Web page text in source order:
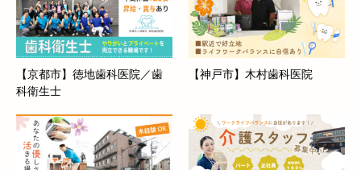
[1] CareNavi関西の応募フォームよりご応募ください
↓
[2] 採用担当より面接日程の調整などの連絡をさせていただ
きます
[3] 面接実施
↓
↓
[3] 面接実施
↓
[4] 採用決定のご連絡
[5] 応募から内定までは平均1週間～1ヶ月ほどになります。
※在職中で今すぐ転職が難しい方も調整のご相談が可能で
【京都市】徳地歯科医院／歯
科衛生士
【神戸市】木村歯科医院